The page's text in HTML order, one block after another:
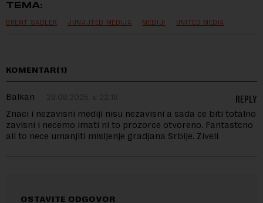
TEMA:
BRENT SADLER JUNAJTED MEDIJA MEDIJI UNITED MEDIA
KOMENTAR(1)
Balkan 28.08.2025. u 22:18
Znaci i nezavisni mediji nisu nezavisni a sada ce biti totalno
zavisni i necemo imati ni to prozorce otvoreno. Fantastcno
ali to nece umanjiti misljenje gradjana Srbije. Ziveli
REPLY
OSTAVITE ODGOVOR